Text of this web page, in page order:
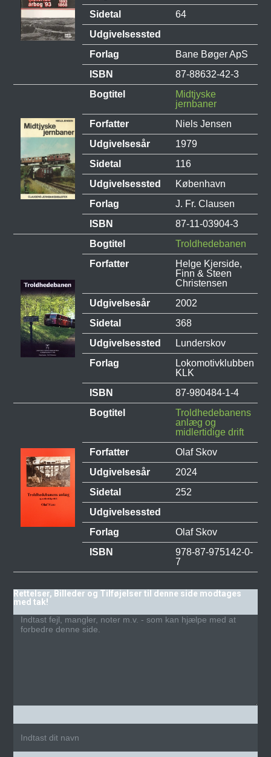
Sidetal
64
Udgivelsessted
Forlag
Bane Bøger ApS
ISBN
87-88632-42-3
Bogtitel
Midtjyske
jernbaner
Forfatter
Niels Jensen
Udgivelsesår
1979
Sidetal
116
Udgivelsessted
København
Forlag
J. Fr. Clausen
ISBN
87-11-03904-3
Bogtitel
Troldhedebanen
Forfatter
Helge Kjerside,
Finn & Steen
Christensen
Udgivelsesår
2002
Sidetal
368
Udgivelsessted
Lunderskov
Forlag
Lokomotivklubben
KLK
ISBN
87-980484-1-4
Bogtitel
Troldhedebanens
anlæg og
midlertidige drift
Forfatter
Olaf Skov
Udgivelsesår
2024
Sidetal
252
Udgivelsessted
Forlag
Olaf Skov
ISBN
978-87-975142-0-
7
Rettelser, Billeder og Tilføjelser til denne side modtages
med tak!